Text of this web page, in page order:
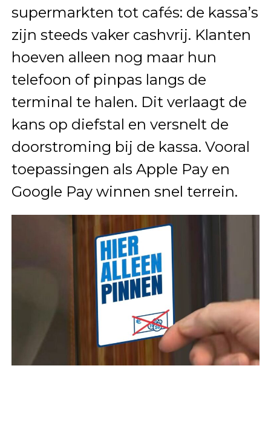
supermarkten tot cafés: de kassa’s
zijn steeds vaker cashvrij. Klanten
hoeven alleen nog maar hun
telefoon of pinpas langs de
terminal te halen. Dit verlaagt de
kans op diefstal en versnelt de
doorstroming bij de kassa. Vooral
toepassingen als Apple Pay en
Google Pay winnen snel terrein.